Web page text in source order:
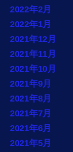
2022年2月
2022年1月
2021年12月
2021年11月
2021年10月
2021年9月
2021年8月
2021年7月
2021年6月
2021年5月